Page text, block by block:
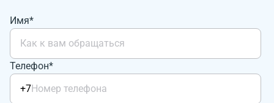
Имя*
Телефон*
+7